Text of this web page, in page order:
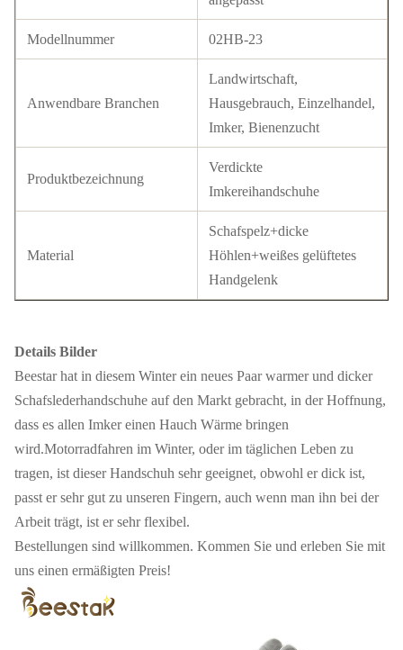
Modellnummer 02HB-23
Anwendbare Branchen
Landwirtschaft,
Hausgebrauch, Einzelhandel,
Imker, Bienenzucht
Produktbezeichnung
Verdickte
Imkereihandschuhe
Material
Schafspelz+dicke
Höhlen+weißes gelüftetes
Handgelenk
Details Bilder
Beestar hat in diesem Winter ein neues Paar warmer und dicker
Schafslederhandschuhe auf den Markt gebracht, in der Hoffnung,
dass es allen Imker einen Hauch Wärme bringen
wird.Motorradfahren im Winter, oder im täglichen Leben zu
tragen, ist dieser Handschuh sehr geeignet, obwohl er dick ist,
passt er sehr gut zu unseren Fingern, auch wenn man ihn bei der
Arbeit trägt, ist er sehr flexibel.
Bestellungen sind willkommen. Kommen Sie und erleben Sie mit
uns einen ermäßigten Preis!